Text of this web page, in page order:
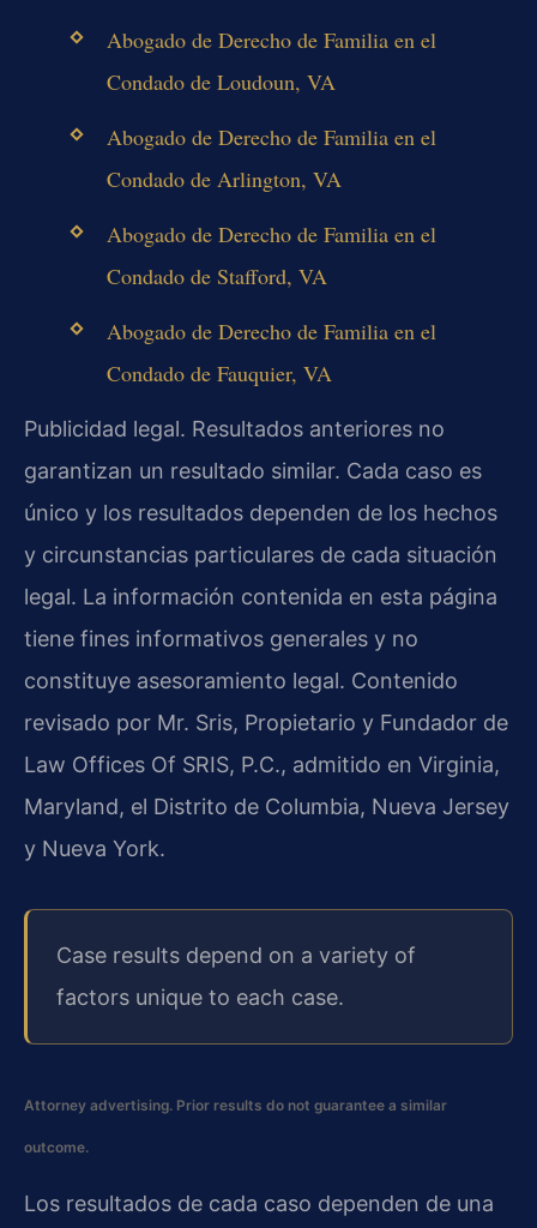
Abogado de Derecho de Familia en el
Condado de Loudoun, VA
Abogado de Derecho de Familia en el
Condado de Arlington, VA
Abogado de Derecho de Familia en el
Condado de Stafford, VA
Abogado de Derecho de Familia en el
Condado de Fauquier, VA
Publicidad legal. Resultados anteriores no
garantizan un resultado similar. Cada caso es
único y los resultados dependen de los hechos
y circunstancias particulares de cada situación
legal. La información contenida en esta página
tiene fines informativos generales y no
constituye asesoramiento legal. Contenido
revisado por Mr. Sris, Propietario y Fundador de
Law Offices Of SRIS, P.C., admitido en Virginia,
Maryland, el Distrito de Columbia, Nueva Jersey
y Nueva York.
Case results depend on a variety of
factors unique to each case.
Attorney advertising. Prior results do not guarantee a similar
outcome.
Los resultados de cada caso dependen de una